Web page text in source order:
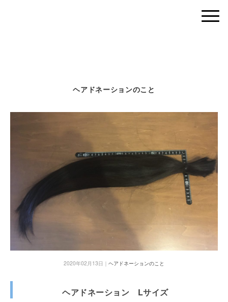
ヘアドネーションのこと
2020年02月13日｜ ヘアドネーションのこと
ヘアドネーション Lサイズ